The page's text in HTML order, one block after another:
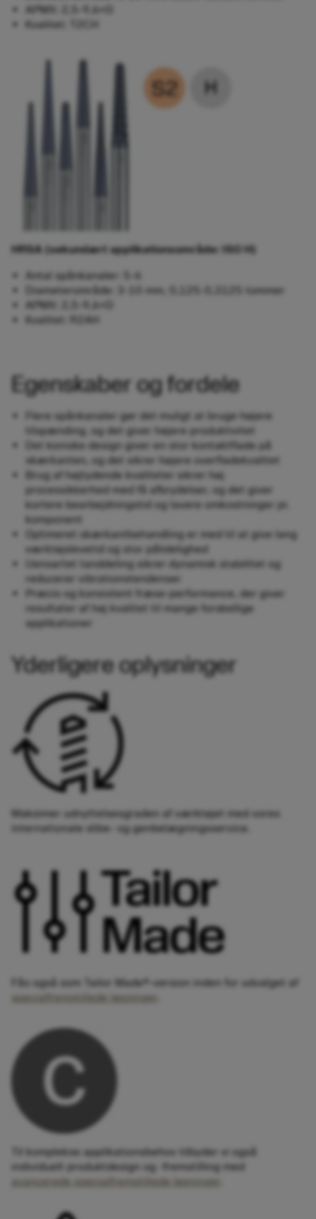
APMX: 2,5-9,6×D
Kvalitet: T2CH
HRSA (sekundært applikationsområde: ISO H)​
Antal spånkanaler: 5-6
Diameterområde: 3-10 mm, 0,125-0,3125 tommer
APMX: 2,5-9,6×D
Kvalitet: R2AH
Egenskaber og fordele
Flere spånkanaler gør det muligt at bruge højere
tilspænding, og det giver højere produktivitet
Det koniske design giver en stor kontaktflade på
skærkanten, og det sikrer højere overfladekvalitet
Brug af højtydende kvaliteter sikrer høj
processikkerhed med få afbrydelser, og det giver
kortere bearbejdningstid og lavere omkostninger pr.
komponent
Optimeret skærkantbehandling er med til at give lang
værktøjslevetid og stor pålidelighed
Uensartet tanddeling sikrer dynamisk stabilitet​ og
reducerer vibrationstendenser
Præcis og konsistent fræse-performance, der giver
resultater af høj kvalitet til mange forskellige
applikationer
Yderligere oplysninger
Maksimer udnyttelsesgraden af værktøjet med vores
internationale slibe- og genbelægningsservice.
Fås også som Tailor Made®-version inden for udvalget af
specialfremstillede løsninger
Til komplekse applikationsbehov tilbyder vi også
individuelt produktdesign og -fremstilling med
avancerede specialfremstillede løsninger